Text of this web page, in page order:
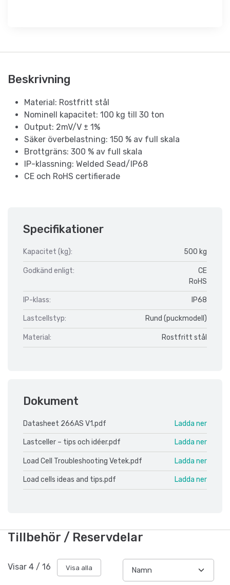
Beskrivning
Material: Rostfritt stål
Nominell kapacitet: 100 kg till 30 ton
Output: 2mV/V ± 1%
Säker överbelastning: 150 % av full skala
Brottgräns: 300 % av full skala
IP-klassning: Welded Sead/IP68
CE och RoHS certifierade
Specifikationer
Kapacitet (kg): 500 kg
Godkänd enligt:
CE
RoHS
IP-klass: IP68
Lastcellstyp: Rund (puckmodell)
Material: Rostfritt stål
Dokument
Datasheet 266AS V1.pdf Ladda ner
Lastceller – tips och idéer.pdf Ladda ner
Load Cell Troubleshooting Vetek.pdf Ladda ner
Load cells ideas and tips.pdf Ladda ner
Tillbehör / Reservdelar
Visar 4 / 16 Visa alla